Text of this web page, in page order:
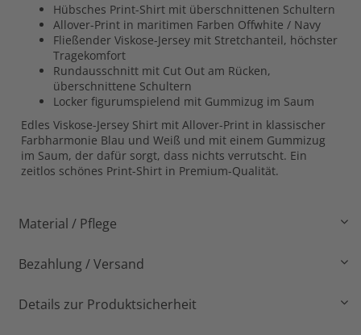
Hübsches Print-Shirt mit überschnittenen Schultern
Allover-Print in maritimen Farben Offwhite / Navy
Fließender Viskose-Jersey mit Stretchanteil, höchster
Tragekomfort
Rundausschnitt mit Cut Out am Rücken,
überschnittene Schultern
Locker figurumspielend mit Gummizug im Saum
Edles Viskose-Jersey Shirt mit Allover-Print in klassischer
Farbharmonie Blau und Weiß und mit einem Gummizug
im Saum, der dafür sorgt, dass nichts verrutscht. Ein
zeitlos schönes Print-Shirt in Premium-Qualität.
Material / Pflege
Bezahlung / Versand
Details zur Produktsicherheit